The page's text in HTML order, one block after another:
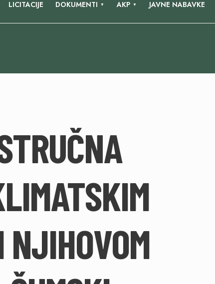
LICITACIJE DOKUMENTI AKP JAVNE NABAVKE